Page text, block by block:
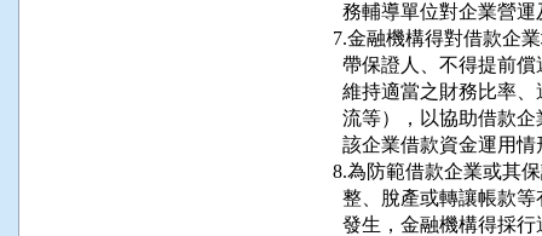
務輔導單位對企業
7.金融機構得對借款
帶保證人、不得提
維持適當之財務比
流等），以協助借
該企業借款資金運用
8.為防範借款企業或
整、脫產或轉讓帳
發生，金融機構得